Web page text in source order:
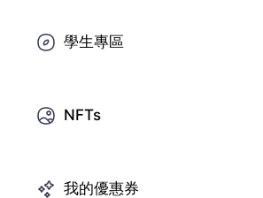
學生專區
NFTs
我的優惠券